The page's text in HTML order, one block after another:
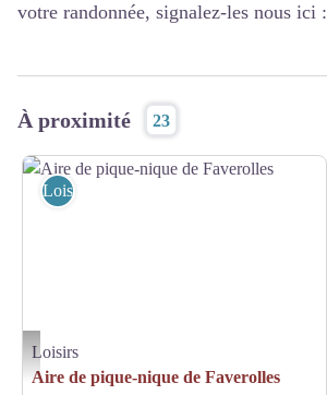
votre randonnée, signalez-les nous ici :
À proximité 23
Aire de pique-nique de Faverolles - Angélique Roze
Loisirs
Loisirs
Aire de pique-nique de Faverolles